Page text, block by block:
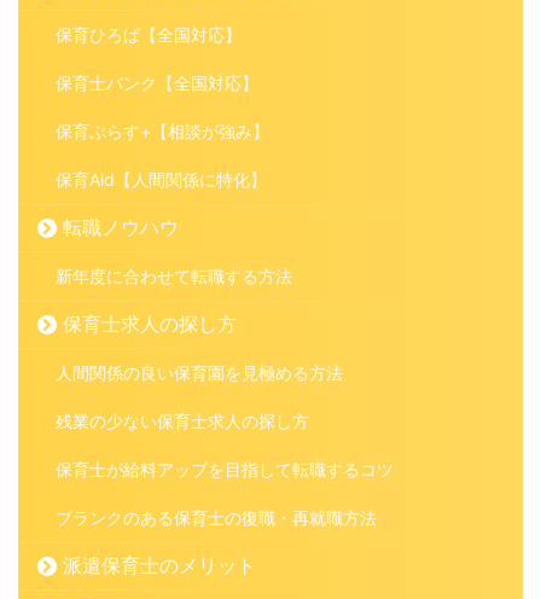
保育ひろば【全国対応】
保育士バンク【全国対応】
保育ぷらす+【相談が強み】
保育Aid【人間関係に特化】
転職ノウハウ
新年度に合わせて転職する方法
保育士求人の探し方
人間関係の良い保育園を見極める方法
残業の少ない保育士求人の探し方
保育士が給料アップを目指して転職するコツ
ブランクのある保育士の復職・再就職方法
派遣保育士のメリット